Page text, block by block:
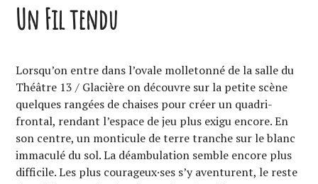
Un Fil tendu
Lorsqu’on entre dans l’ovale molletonné de la salle du
Théâtre 13 / Glacière on découvre sur la petite scène
quelques rangées de chaises pour créer un quadri-
frontal, rendant l’espace de jeu plus exigu encore. En
son centre, un monticule de terre tranche sur le blanc
immaculé du sol. La déambulation semble encore plus
difficile. Les plus courageux·ses s’y aventurent, le reste